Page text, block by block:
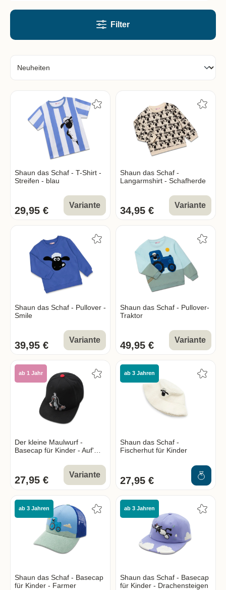
Filter
Shaun das Schaf - T-Shirt -
Streifen - blau
29,95 € Variante
Shaun das Schaf -
Langarmshirt - Schafherde
34,95 € Variante
Shaun das Schaf - Pullover -
Smile
39,95 € Variante
Shaun das Schaf - Pullover-
Traktor
49,95 € Variante
ab 1 Jahr
Der kleine Maulwurf -
Basecap für Kinder - Auf'm
27,95 € Variante
ab 3 Jahren
Shaun das Schaf -
Fischerhut für Kinder
27,95 €
ab 3 Jahren
Shaun das Schaf - Basecap
für Kinder - Farmer
ab 3 Jahren
Shaun das Schaf - Basecap
für Kinder - Drachensteigen